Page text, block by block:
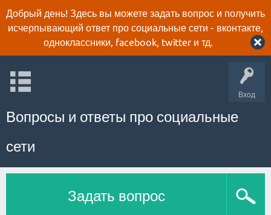
Добрый день! Здесь вы можете задать вопрос и получить
исчерпывающий ответ про социальные сети - вконтакте,
одноклассники, facebook, twitter и тд.
Вход
Вопросы и ответы про социальные
сети
Задать вопрос